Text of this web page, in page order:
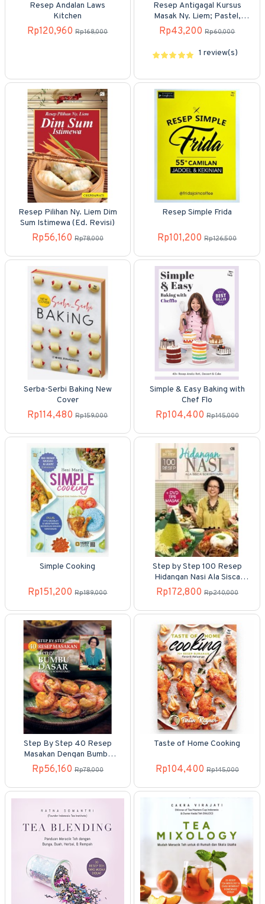
Resep Andalan Laws
Kitchen
Rp120,960 Rp168,000
Resep Antigagal Kursus
Masak Ny. Liem; Pastel,
Risoles, & Kroket (Ed.
Revisi)
Rp43,200 Rp60,000
1 review(s)
Resep Pilihan Ny. Liem Dim
Sum Istimewa (Ed. Revisi)
Rp56,160 Rp78,000
Resep Simple Frida
Rp101,200 Rp126,500
Serba-Serbi Baking New
Cover
Rp114,480 Rp159,000
Simple & Easy Baking with
Chef Flo
Rp104,400 Rp145,000
Simple Cooking
Rp151,200 Rp189,000
Step by Step 100 Resep
Hidangan Nasi Ala Sisca
Soewitomo
Rp172,800 Rp240,000
Step By Step 40 Resep
Masakan Dengan Bumbu
Dasar Ala Sisca Soewitomo
Rp56,160 Rp78,000
Taste of Home Cooking
Rp104,400 Rp145,000